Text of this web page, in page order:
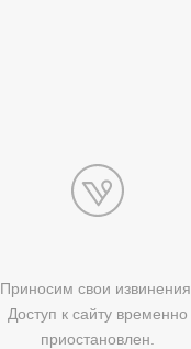
Приносим свои извинения.
Доступ к сайту временно
приостановлен.